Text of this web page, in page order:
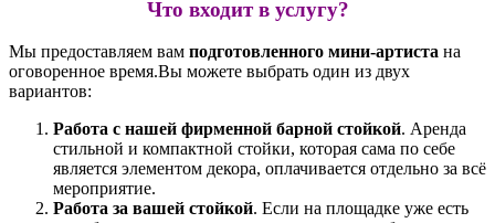
Что входит в услугу?
Мы предоставляем вам подготовленного мини-артиста на
оговоренное время.Вы можете выбрать один из двух
вариантов:
Работа с нашей фирменной барной стойкой. Аренда
стильной и компактной стойки, которая сама по себе
является элементом декора, оплачивается отдельно за всё
мероприятие.
Работа за вашей стойкой. Если на площадке уже есть